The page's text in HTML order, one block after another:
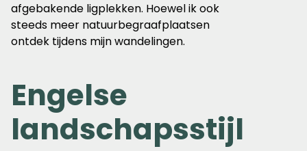
afgebakende ligplekken. Hoewel ik ook
steeds meer natuurbegraafplaatsen
ontdek tijdens mijn wandelingen.
Engelse
landschapsstijl